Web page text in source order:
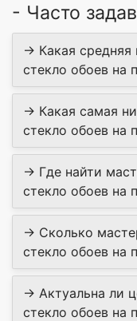
- Часто
→ Какая средняя
стекло обоев на
→ Какая самая
стекло обоев на
→ Где найти
стекло обоев на
→ Сколько
стекло обоев на
→ Актуальна ли
стекло обоев на